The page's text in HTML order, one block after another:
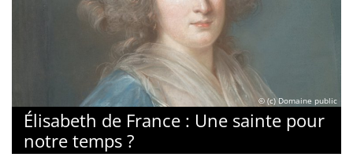
© (c) Domaine public
Élisabeth de France : Une sainte pour
notre temps ?